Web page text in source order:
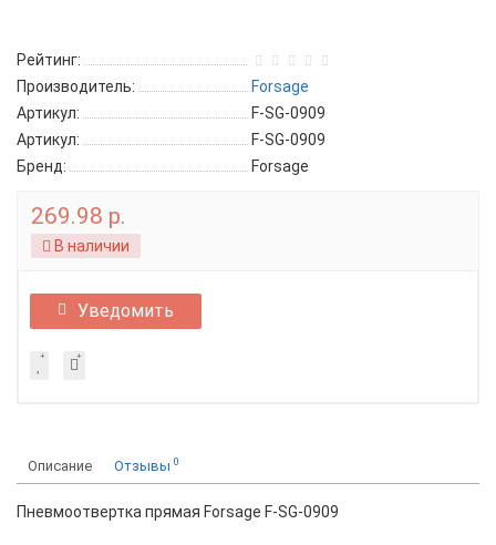
Рейтинг:
Производитель:
Forsage
Артикул:
F-SG-0909
Артикул:
F-SG-0909
Бренд:
Forsage
269.98 р.
В наличии
Уведомить
Описание Отзывы 0
Пневмоотвертка прямая Forsage F-SG-0909